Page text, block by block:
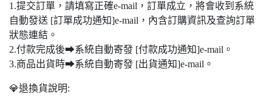
1.提交訂單，請填寫正確e-mail，訂單成立，將會收到系統
自動發送 [訂單成功通知]e-mail，內含訂購資訊及查詢訂單
狀態連結。
2.付款完成後➡系統自動寄發 [付款成功通知]e-mail。
3.商品出貨時➡系統自動寄發 [出貨通知]e-mail。
💎退換貨說明: